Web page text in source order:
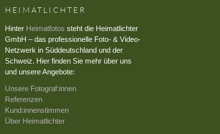
HEIMATLICHTER
Hinter Heimatfotos steht die Heimatlichter
GmbH – das professionelle Foto- & Video-
Netzwerk in Süddeutschland und der
Schweiz. Hier finden Sie mehr über uns
und unsere Angebote:
Unsere Fotograf:innen
Referenzen
Kund:innenstimmen
Über Heimatlichter